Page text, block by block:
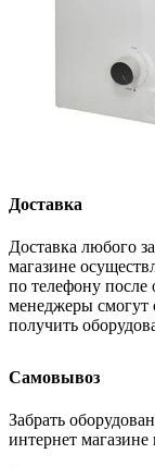
Доставка
Доставка любого
магазине
по телефону после
менеджеры смогут
получить
Самовывоз
Забрать
интернет